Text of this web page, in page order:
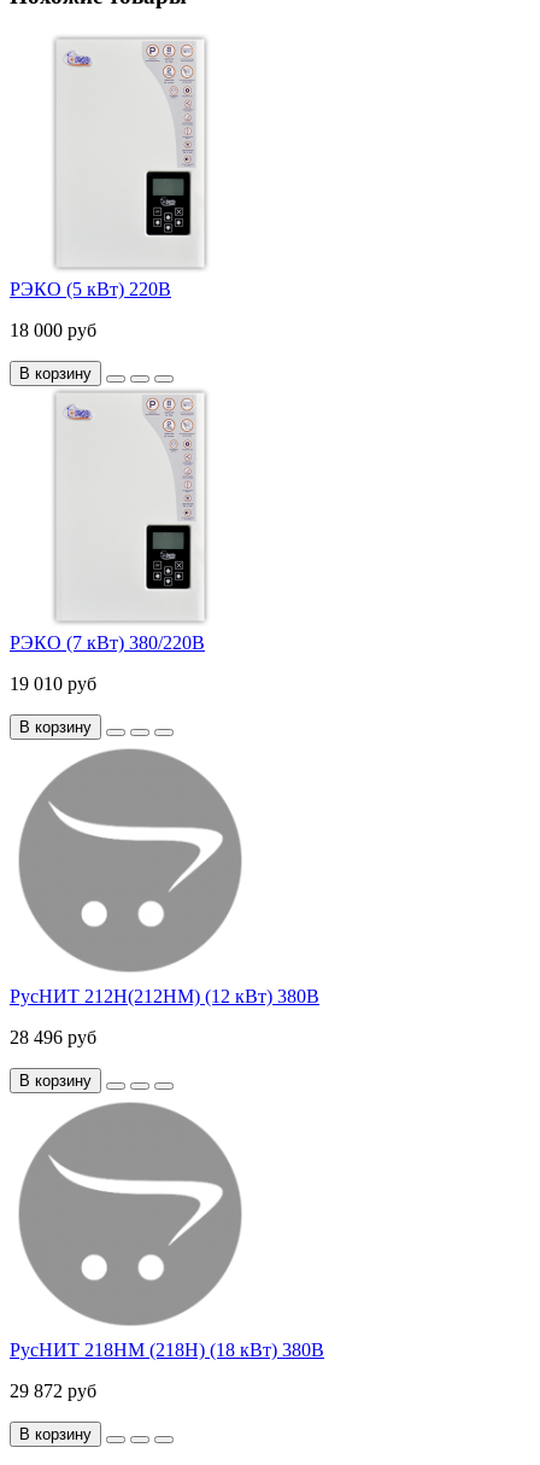
РЭКО (5 кВт) 220В
18 000 руб
В корзину
РЭКО (7 кВт) 380/220В
19 010 руб
В корзину
РусНИТ 212Н(212НМ) (12 кВт) 380В
28 496 руб
В корзину
РусНИТ 218НМ (218Н) (18 кВт) 380В
29 872 руб
В корзину